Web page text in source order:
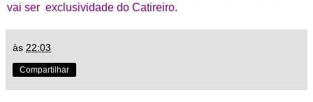
vai ser exclusividade do Catireiro.
às 22:03
Compartilhar